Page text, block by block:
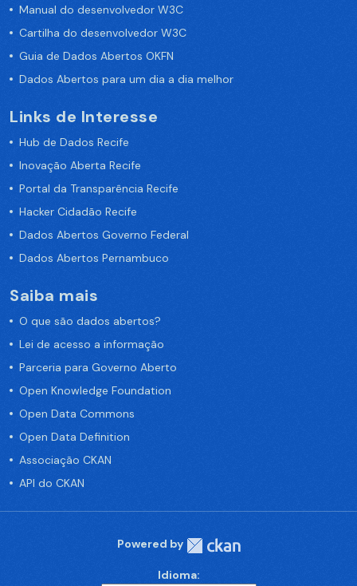
Manual do desenvolvedor W3C
Cartilha do desenvolvedor W3C
Guia de Dados Abertos OKFN
Dados Abertos para um dia a dia melhor
Links de Interesse
Hub de Dados Recife
Inovação Aberta Recife
Portal da Transparência Recife
Hacker Cidadão Recife
Dados Abertos Governo Federal
Dados Abertos Pernambuco
Saiba mais
O que são dados abertos?
Lei de acesso a informação
Parceria para Governo Aberto
Open Knowledge Foundation
Open Data Commons
Open Data Definition
Associação CKAN
API do CKAN
Powered by
Idioma